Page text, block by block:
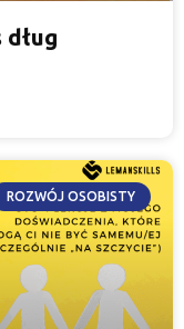
ROZWÓJ OSOBISTY